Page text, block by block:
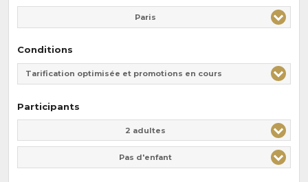
Paris
Conditions
Tarification optimisée et promotions en cours
Participants
2 adultes
Pas d'enfant